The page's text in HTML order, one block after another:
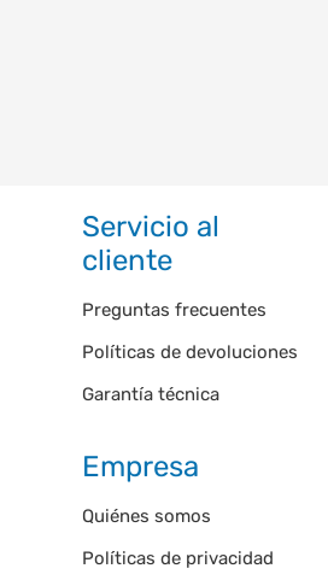
Servicio al
cliente
Preguntas frecuentes
Políticas de devoluciones
Garantía técnica
Empresa
Quiénes somos
Políticas de privacidad